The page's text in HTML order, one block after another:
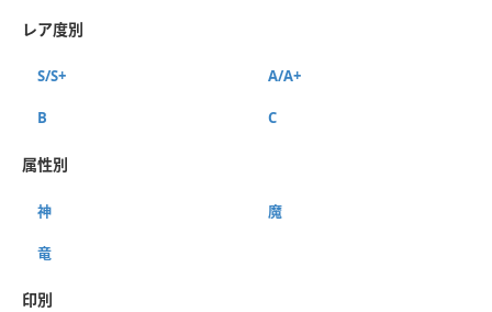
レア度別
S/S+ A/A+
B C
属性別
神 魔
竜
印別